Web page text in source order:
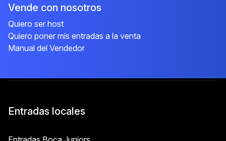
Vende con nosotros
Quiero ser host
Quiero poner mis entradas a la venta
Manual del Vendedor
Entradas locales